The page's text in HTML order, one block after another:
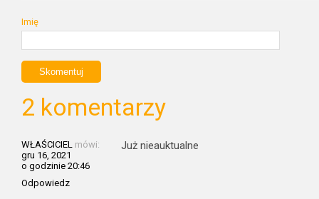
Imię
2 komentarzy
WŁAŚCICIEL mówi:
gru 16, 2021
o godzinie 20:46
Odpowiedz
Już nieauktualne